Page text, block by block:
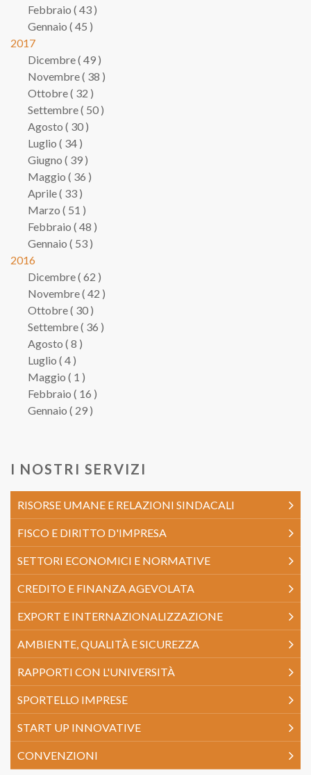
Febbraio ( 43 )
Gennaio ( 45 )
2017
Dicembre ( 49 )
Novembre ( 38 )
Ottobre ( 32 )
Settembre ( 50 )
Agosto ( 30 )
Luglio ( 34 )
Giugno ( 39 )
Maggio ( 36 )
Aprile ( 33 )
Marzo ( 51 )
Febbraio ( 48 )
Gennaio ( 53 )
2016
Dicembre ( 62 )
Novembre ( 42 )
Ottobre ( 30 )
Settembre ( 36 )
Agosto ( 8 )
Luglio ( 4 )
Maggio ( 1 )
Febbraio ( 16 )
Gennaio ( 29 )
I NOSTRI SERVIZI
RISORSE UMANE E RELAZIONI SINDACALI
FISCO E DIRITTO D'IMPRESA
SETTORI ECONOMICI E NORMATIVE
CREDITO E FINANZA AGEVOLATA
EXPORT E INTERNAZIONALIZZAZIONE
AMBIENTE, QUALITÀ E SICUREZZA
RAPPORTI CON L'UNIVERSITÀ
SPORTELLO IMPRESE
START UP INNOVATIVE
CONVENZIONI